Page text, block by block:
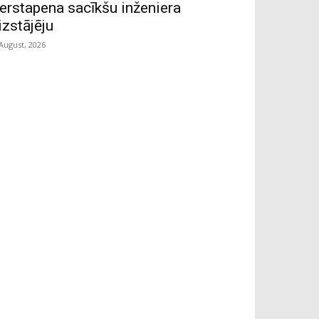
sacīkšu inženiera
2026